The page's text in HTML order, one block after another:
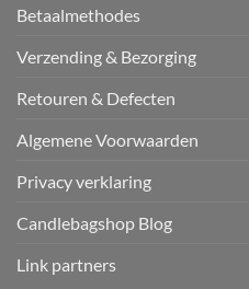
Betaalmethodes
Verzending & Bezorging
Retouren & Defecten
Algemene Voorwaarden
Privacy verklaring
Candlebagshop Blog
Link partners